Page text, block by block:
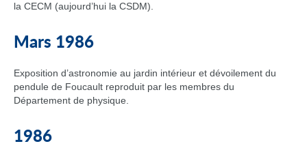
la CECM (aujourd’hui la CSDM).
Mars 1986
Exposition d’astronomie au jardin intérieur et dévoilement du
pendule de Foucault reproduit par les membres du
Département de physique.
1986